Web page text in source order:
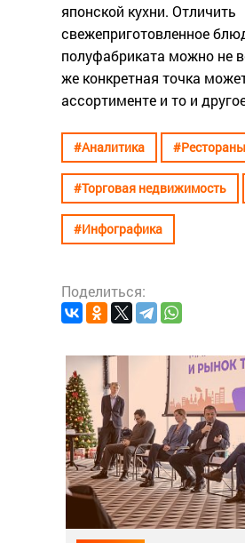
японской кухни. Отличить
свежеприготовленное
полуфабриката можно не
же конкретная точка
ассортименте и то и
#Аналитика #Рестораны
#Торговая недвижимость
#Инфографика
Поделиться: